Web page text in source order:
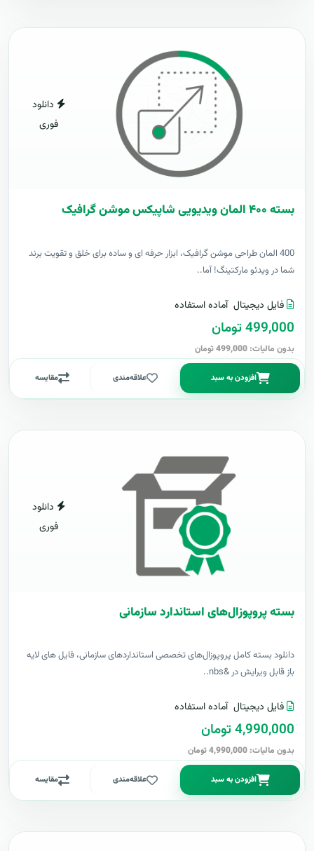
دانلود
فوری
بسته ۴۰۰ المان ویدیویی شاپیکس موشن گرافیک
400 المان طراحی موشن گرافیک، ابزار حرفه ای و ساده برای خلق و تقویت برند
شما در ویدئو مارکتینگ! آما..
فایل دیجیتال آماده استفاده
499,000 تومان
بدون مالیات: 499,000 تومان
افزودن به سبد علاقه‌مندی مقایسه
دانلود
فوری
بسته پروپوزال‌های استاندارد سازمانی
دانلود بسته کامل پروپوزال‌های تخصصی استانداردهای سازمانی، فایل های لایه
باز قابل ویرایش در &nbs..
فایل دیجیتال آماده استفاده
4,990,000 تومان
بدون مالیات: 4,990,000 تومان
افزودن به سبد علاقه‌مندی مقایسه